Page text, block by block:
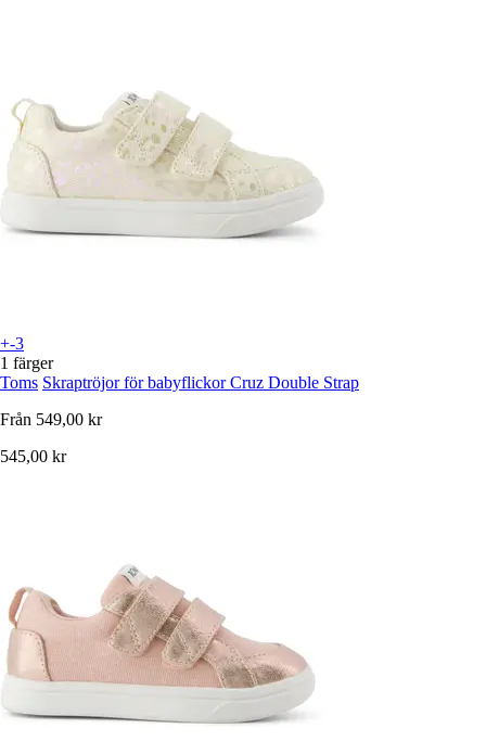
+-3
1 färger
Toms Skraptröjor för babyflickor Cruz Double Strap
Från 549,00 kr
545,00 kr